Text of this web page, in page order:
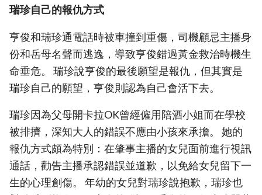
瑞珍自己的報仇方式
亨俊和瑞珍通電話時被車撞到重傷，司機顧忌主播身
份和岳母名聲而逃逸，導致亨俊錯過黃金救治時機生
命垂危。 瑞珍說亨俊的最後願望是報仇，但其實是
瑞珍自己的願望，亨俊則認為自己會活下去。
瑞珍因為父母開卡拉OK曾經僱用陪酒小姐而在學校
被排擠，深知大人的錯誤不應由小孩來承擔。 她的
報仇方式頗為特別：在肇事主播的女兒面前進行視訊
通話，勸告主播承認錯誤並道歉，以免給女兒留下一
生的心理創傷。 年幼的女兒對瑞珍說抱歉，瑞珍也